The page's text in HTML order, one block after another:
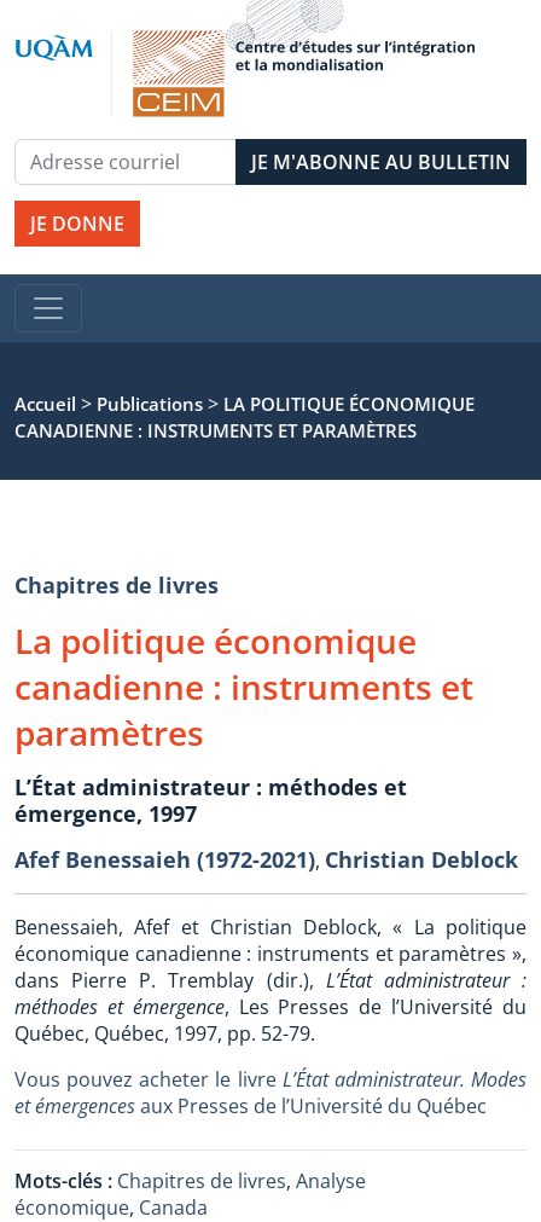
JE DONNE
Accueil > Publications > LA POLITIQUE ÉCONOMIQUE
CANADIENNE : INSTRUMENTS ET PARAMÈTRES
Chapitres de livres
La politique économique
canadienne : instruments et
paramètres
L’État administrateur : méthodes et
émergence, 1997
Afef Benessaieh (1972-2021), Christian Deblock
Benessaieh, Afef et Christian Deblock, « La politique
économique canadienne : instruments et paramètres »,
dans Pierre P. Tremblay (dir.), L’État administrateur :
méthodes et émergence, Les Presses de l’Université du
Québec, Québec, 1997, pp. 52-79.
Vous pouvez acheter le livre L’État administrateur. Modes
et émergencesaux Presses de l’Université du Québec
Mots-clés : Chapitres de livres, Analyse
économique, Canada